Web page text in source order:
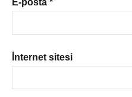
E-posta *
İnternet sitesi